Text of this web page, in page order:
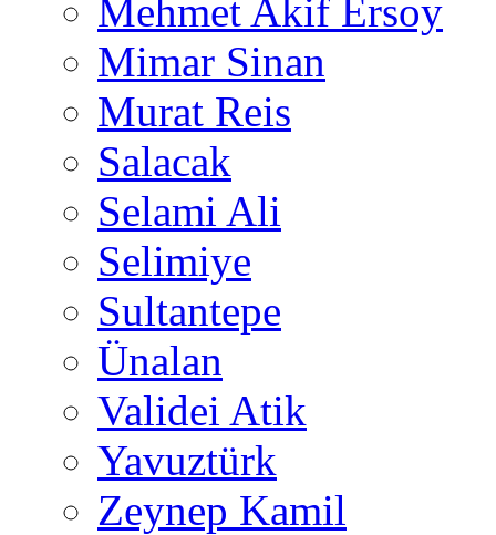
Mehmet Akif Ersoy
Mimar Sinan
Murat Reis
Salacak
Selami Ali
Selimiye
Sultantepe
Ünalan
Validei Atik
Yavuztürk
Zeynep Kamil